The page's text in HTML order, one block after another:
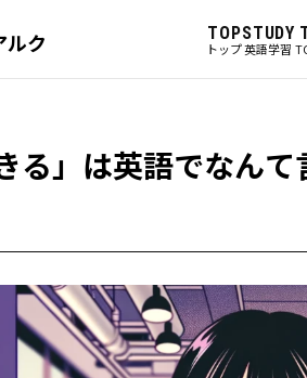
ルク TOP
トップ
STUDY
英語学習
る」は英語でなんて